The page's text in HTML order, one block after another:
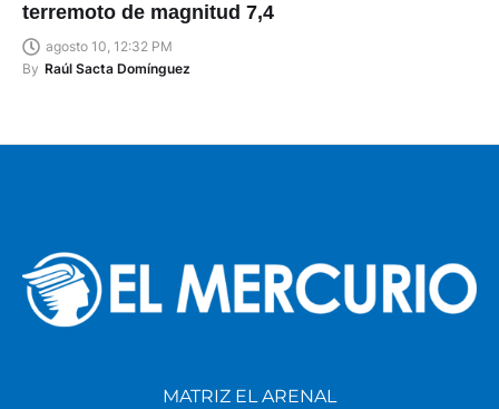
terremoto de magnitud 7,4
agosto 10, 12:32 PM
By Raúl Sacta Domínguez
MATRIZ EL ARENAL